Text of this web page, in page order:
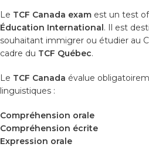
Le TCF Canada exam est un test
Éducation International. Il est
souhaitant immigrer ou étudier au
cadre du TCF Québec.
Le TCF Canada évalue
linguistiques :
Compréhension orale
Compréhension écrite
Expression orale